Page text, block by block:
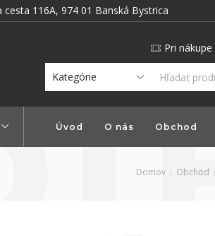
cesta 116A, 974 01 Banská Bystrica
Pri
Úvod O nás Obchod
Domov Obchod